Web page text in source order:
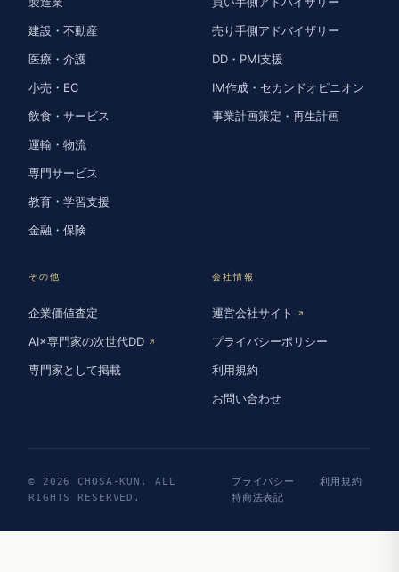
建設・不動産
医療・介護
小売・EC
飲食・サービス
運輸・物流
専門サービス
教育・学習支援
金融・保険
売り手側アドバイザリー
DD・PMI支援
IM作成・セカンドオピニオン
事業計画策定・再生計画
その他
企業価値査定
AI×専門家の次世代DD ↗
専門家として掲載
会社情報
運営会社サイト ↗
プライバシーポリシー
利用規約
お問い合わせ
© 2026 CHOSA-KUN. ALL
RIGHTS RESERVED.
プライバシー
利用規約
特商法表記